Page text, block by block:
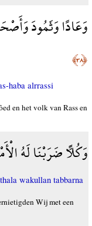
وَعَادًا وَثَمُودَ
﴿٣٨﴾
haba alrrassi
en het volk van Rass en
وَكُلًّا ضَرَبْنَا لَهُ
wakullan tabbarna
Wij met een